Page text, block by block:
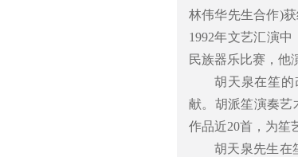
林伟华先生合作)
1992年文艺汇演
民族器乐比赛，他
胡天泉在笙
献。胡派笙演奏艺
作品近20首，为笙
胡天泉先生在